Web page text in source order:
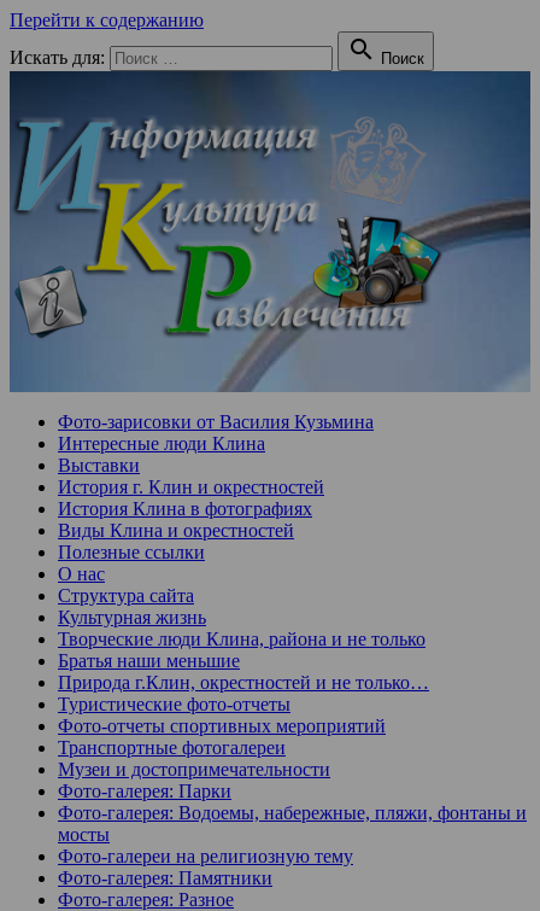
Перейти к содержанию
Искать для:
 Поиск
Фото-зарисовки от Василия Кузьмина
Интересные люди Клина
Выставки
История г. Клин и окрестностей
История Клина в фотографиях
Виды Клина и окрестностей
Полезные ссылки
О нас
Структура сайта
Культурная жизнь
Творческие люди Клина, района и не только
Братья наши меньшие
Природа г.Клин, окрестностей и не только…
Туристические фото-отчеты
Фото-отчеты спортивных мероприятий
Транспортные фотогалереи
Музеи и достопримечательности
Фото-галерея: Парки
Фото-галерея: Водоемы, набережные, пляжи, фонтаны и
мосты
Фото-галереи на религиозную тему
Фото-галерея: Памятники
Фото-галерея: Разное